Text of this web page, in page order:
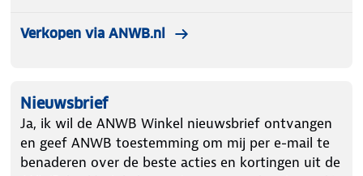
Verkopen via ANWB.nl
Nieuwsbrief
Ja, ik wil de ANWB Winkel nieuwsbrief ontvangen
en geef ANWB toestemming om mij per e-mail te
benaderen over de beste acties en kortingen uit de